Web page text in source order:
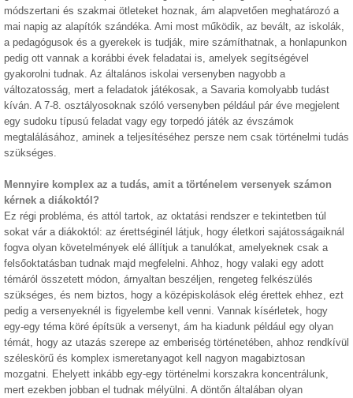
módszertani és szakmai ötleteket hoznak, ám alapvetően meghatározó a
mai napig az alapítók szándéka. Ami most működik, az bevált, az iskolák,
a pedagógusok és a gyerekek is tudják, mire számíthatnak, a honlapunkon
pedig ott vannak a korábbi évek feladatai is, amelyek segítségével
gyakorolni tudnak. Az általános iskolai versenyben nagyobb a
változatosság, mert a feladatok játékosak, a Savaria komolyabb tudást
kíván. A 7-8. osztályosoknak szóló versenyben például pár éve megjelent
egy sudoku típusú feladat vagy egy torpedó játék az évszámok
megtalálásához, aminek a teljesítéséhez persze nem csak történelmi tudás
szükséges.
Mennyire komplex az a tudás, amit a történelem versenyek számon
kérnek a diákoktól?
Ez régi probléma, és attól tartok, az oktatási rendszer e tekintetben túl
sokat vár a diákoktól: az érettséginél látjuk, hogy életkori sajátosságaiknál
fogva olyan követelmények elé állítjuk a tanulókat, amelyeknek csak a
felsőoktatásban tudnak majd megfelelni. Ahhoz, hogy valaki egy adott
témáról összetett módon, árnyaltan beszéljen, rengeteg felkészülés
szükséges, és nem biztos, hogy a középiskolások elég érettek ehhez, ezt
pedig a versenyeknél is figyelembe kell venni. Vannak kísérletek, hogy
egy-egy téma köré építsük a versenyt, ám ha kiadunk például egy olyan
témát, hogy az utazás szerepe az emberiség történetében, ahhoz rendkívül
széleskörű és komplex ismeretanyagot kell nagyon magabiztosan
mozgatni. Ehelyett inkább egy-egy történelmi korszakra koncentrálunk,
mert ezekben jobban el tudnak mélyülni. A döntőn általában olyan